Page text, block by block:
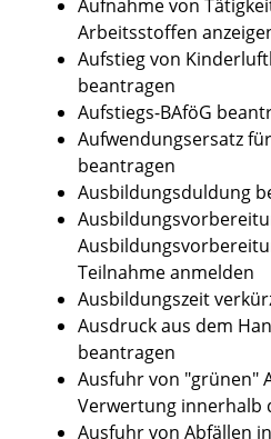
Aufnahme von
Arbeitsstoffen
Aufstieg von
beantragen
Aufstiegs-BAföG
Aufwendungsersatz
beantragen
Ausbildungsduldung
Teilnahme anmelden
Ausbildungszeit
Ausdruck aus dem
beantragen
Ausfuhr von "grünen"
Verwertung innerhalb
Ausfuhr von Abfällen